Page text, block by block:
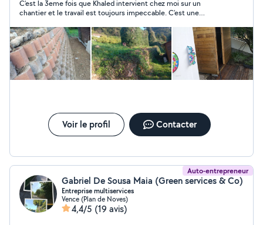
C’est la 3eme fois que Khaled intervient chez moi sur un
chantier et le travail est toujours impeccable. C’est une
toujours impeccable.
Voir le profil Contacter
Auto-entrepreneur
Gabriel De Sousa Maia (Green services & Co)
Entreprise multiservices
Vence (Plan de Noves)
4,4/5 (19 avis)